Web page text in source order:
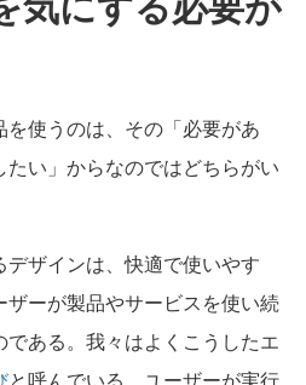
使うのは、その「必要があ
い」からなのではどちらがい
ザインは、快適で使いやす
ーが製品やサービスを使い続
ある。我々はよくこうしたエ
と呼んでいる。ユーザーが実行